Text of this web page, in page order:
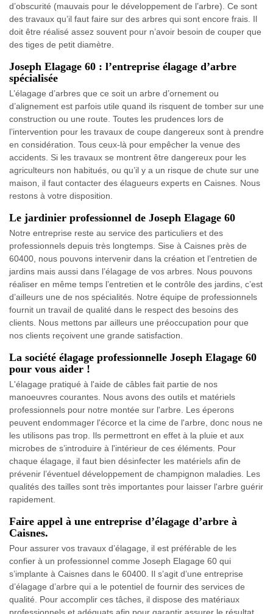
d’obscurité (mauvais pour le développement de l’arbre). Ce sont
des travaux qu’il faut faire sur des arbres qui sont encore frais. Il
doit être réalisé assez souvent pour n’avoir besoin de couper que
des tiges de petit diamètre.
Joseph Elagage 60 : l’entreprise élagage d’arbre
spécialisée
L’élagage d’arbres que ce soit un arbre d’ornement ou
d’alignement est parfois utile quand ils risquent de tomber sur une
construction ou une route. Toutes les prudences lors de
l’intervention pour les travaux de coupe dangereux sont à prendre
en considération. Tous ceux-là pour empêcher la venue des
accidents. Si les travaux se montrent être dangereux pour les
agriculteurs non habitués, ou qu’il y a un risque de chute sur une
maison, il faut contacter des élagueurs experts en Caisnes. Nous
restons à votre disposition.
Le jardinier professionnel de Joseph Elagage 60
Notre entreprise reste au service des particuliers et des
professionnels depuis très longtemps. Sise à Caisnes près de
60400, nous pouvons intervenir dans la création et l’entretien de
jardins mais aussi dans l’élagage de vos arbres. Nous pouvons
réaliser en même temps l’entretien et le contrôle des jardins, c’est
d’ailleurs une de nos spécialités. Notre équipe de professionnels
fournit un travail de qualité dans le respect des besoins des
clients. Nous mettons par ailleurs une préoccupation pour que
nos clients reçoivent une grande satisfaction.
La société élagage professionnelle Joseph Elagage 60
pour vous aider !
L'élagage pratiqué à l'aide de câbles fait partie de nos
manoeuvres courantes. Nous avons des outils et matériels
professionnels pour notre montée sur l'arbre. Les éperons
peuvent endommager l'écorce et la cime de l'arbre, donc nous ne
les utilisons pas trop. Ils permettront en effet à la pluie et aux
microbes de s’introduire à l'intérieur de ces éléments. Pour
chaque élagage, il faut bien désinfecter les matériels afin de
prévenir l’éventuel développement de champignon maladies. Les
qualités des tailles sont très importantes pour laisser l'arbre guérir
rapidement.
Faire appel à une entreprise d’élagage d’arbre à
Caisnes.
Pour assurer vos travaux d’élagage, il est préférable de les
confier à un professionnel comme Joseph Elagage 60 qui
s’implante à Caisnes dans le 60400. Il s’agit d’une entreprise
d’élagage d’arbre qui a le potentiel de fournir des services de
qualité. Pour accomplir ces tâches, il dispose des matériaux